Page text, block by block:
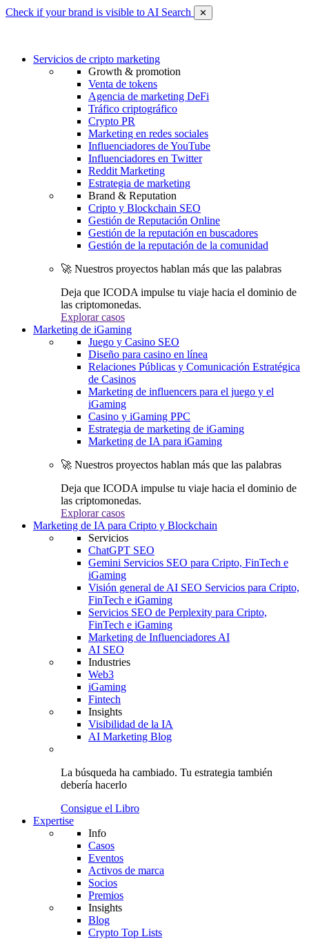
Check if your brand is visible to AI Search ✕
Servicios de cripto marketing
Growth & promotion
Venta de tokens
Agencia de marketing DeFi
Tráfico criptográfico
Crypto PR
Marketing en redes sociales
Influenciadores de YouTube
Influenciadores en Twitter
Reddit Marketing
Estrategia de marketing
Brand & Reputation
Cripto y Blockchain SEO
Gestión de Reputación Online
Gestión de la reputación en buscadores
Gestión de la reputación de la comunidad
🚀 Nuestros proyectos hablan más que las palabras
Deja que ICODA impulse tu viaje hacia el dominio de
las criptomonedas.
Explorar casos
Marketing de iGaming
Juego y Casino SEO
Diseño para casino en línea
Relaciones Públicas y Comunicación Estratégica
de Casinos
Marketing de influencers para el juego y el
iGaming
Casino y iGaming PPC
Estrategia de marketing de iGaming
Marketing de IA para iGaming
🚀 Nuestros proyectos hablan más que las palabras
Deja que ICODA impulse tu viaje hacia el dominio de
las criptomonedas.
Explorar casos
Marketing de IA para Cripto y Blockchain
Servicios
ChatGPT SEO
Gemini Servicios SEO para Cripto, FinTech e
iGaming
Visión general de AI SEO Servicios para Cripto,
FinTech e iGaming
Servicios SEO de Perplexity para Cripto,
FinTech e iGaming
Marketing de Influenciadores AI
AI SEO
Industries
Web3
iGaming
Fintech
Insights
Visibilidad de la IA
AI Marketing Blog
La búsqueda ha cambiado. Tu estrategia también
debería hacerlo
Consigue el Libro
Expertise
Info
Casos
Eventos
Activos de marca
Socios
Premios
Insights
Blog
Crypto Top Lists